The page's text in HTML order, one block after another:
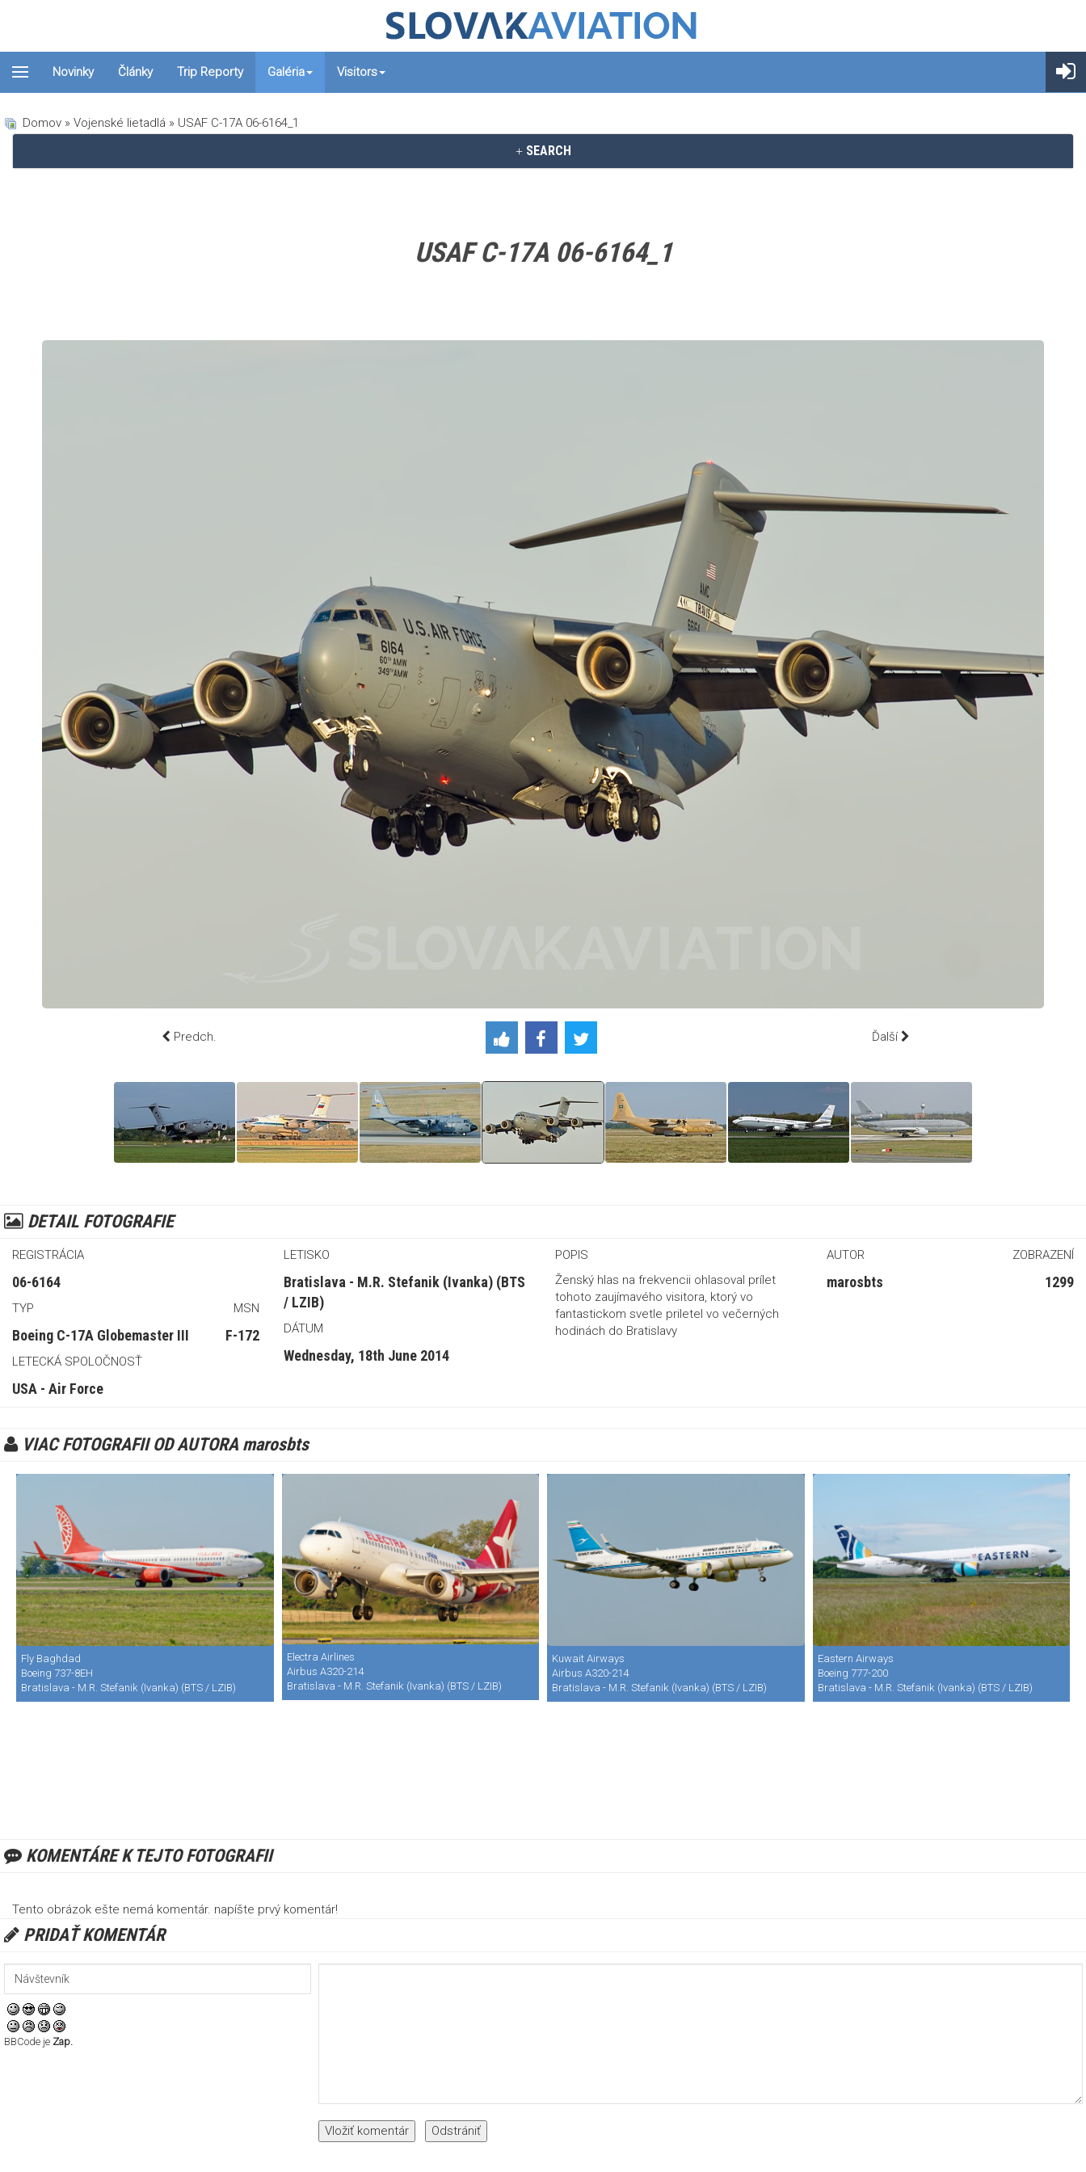
Novinky Články Trip Reporty Galéria Visitors
Domov » Vojenské lietadlá » USAF C-17A 06-6164_1
SEARCH
USAF C-17A 06-6164_1
Predch. Ďalší
DETAIL FOTOGRAFIE
REGISTRÁCIA
06-6164
TYP MSN
Boeing C-17A Globemaster III F-172
LETECKÁ SPOLOČNOSŤ
USA - Air Force
LETISKO
Bratislava - M.R. Stefanik (Ivanka) (BTS
/ LZIB)
DÁTUM
Wednesday, 18th June 2014
POPIS
Ženský hlas na frekvencii ohlasoval prílet
tohoto zaujímavého visitora, ktorý vo
fantastickom svetle priletel vo večerných
hodinách do Bratislavy
AUTOR ZOBRAZENÍ
marosbts 1299
VIAC FOTOGRAFII OD AUTORA marosbts
Fly Baghdad
Boeing 737-8EH
Bratislava - M.R. Stefanik (Ivanka) (BTS / LZIB)
Electra Airlines
Airbus A320-214
Bratislava - M.R. Stefanik (Ivanka) (BTS / LZIB)
Kuwait Airways
Airbus A320-214
Bratislava - M.R. Stefanik (Ivanka) (BTS / LZIB)
Eastern Airways
Boeing 777-200
Bratislava - M.R. Stefanik (Ivanka) (BTS / LZIB)
KOMENTÁRE K TEJTO FOTOGRAFII
Tento obrázok ešte nemá komentár. napíšte prvý komentár!
PRIDAŤ KOMENTÁR
BBCode je Zap.